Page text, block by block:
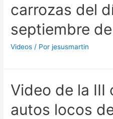
carrozas del
septiembre
Videos / Porjesusmartin
Video de la III
autos locos